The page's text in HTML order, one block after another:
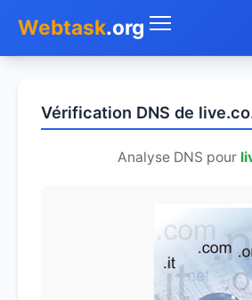
Webtask.org
Whois
Vérification DNS de
Analyse DNS pour